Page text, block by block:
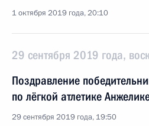
1 октября 2019 года, 20:10
29 сентября 2019 года,
Поздравление
по лёгкой атлетике
29 сентября 2019 года, 19:50